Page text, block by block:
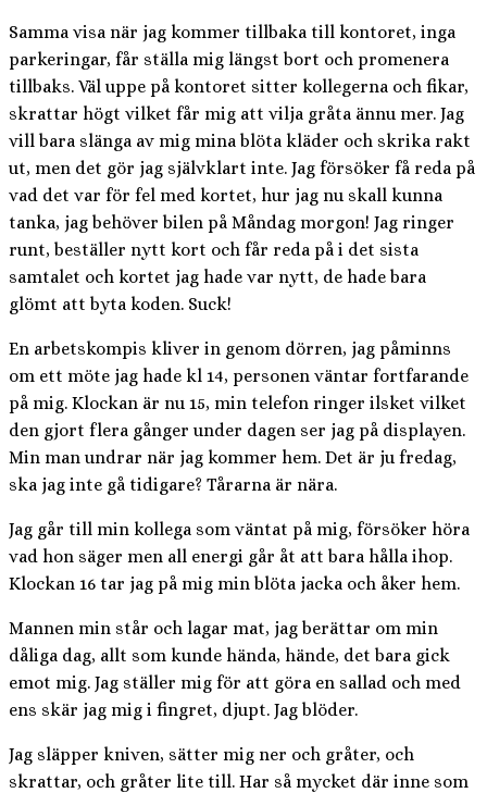
Samma visa när jag kommer tillbaka till kontoret, inga
parkeringar, får ställa mig längst bort och promenera
tillbaks. Väl uppe på kontoret sitter kollegerna och fikar,
skrattar högt vilket får mig att vilja gråta ännu mer. Jag
vill bara slänga av mig mina blöta kläder och skrika rakt
ut, men det gör jag självklart inte. Jag försöker få reda på
vad det var för fel med kortet, hur jag nu skall kunna
tanka, jag behöver bilen på Måndag morgon! Jag ringer
runt, beställer nytt kort och får reda på i det sista
samtalet och kortet jag hade var nytt, de hade bara
glömt att byta koden. Suck!
En arbetskompis kliver in genom dörren, jag påminns
om ett möte jag hade kl 14, personen väntar fortfarande
på mig. Klockan är nu 15, min telefon ringer ilsket vilket
den gjort flera gånger under dagen ser jag på displayen.
Min man undrar när jag kommer hem. Det är ju fredag,
ska jag inte gå tidigare? Tårarna är nära.
Jag går till min kollega som väntat på mig, försöker höra
vad hon säger men all energi går åt att bara hålla ihop.
Klockan 16 tar jag på mig min blöta jacka och åker hem.
Mannen min står och lagar mat, jag berättar om min
dåliga dag, allt som kunde hända, hände, det bara gick
emot mig. Jag ställer mig för att göra en sallad och med
ens skär jag mig i fingret, djupt. Jag blöder.
Jag släpper kniven, sätter mig ner och gråter, och
skrattar, och gråter lite till. Har så mycket där inne som